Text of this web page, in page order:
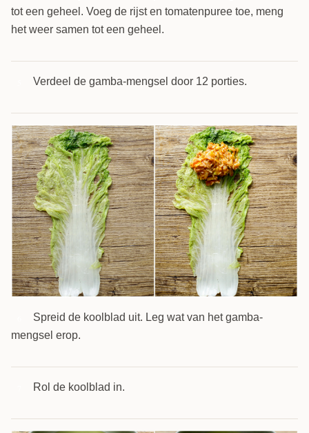
tot een geheel. Voeg de rijst en tomatenpuree toe, meng
het weer samen tot een geheel.
Verdeel de gamba-mengsel door 12 porties.
Spreid de koolblad uit. Leg wat van het gamba-
mengsel erop.
Rol de koolblad in.